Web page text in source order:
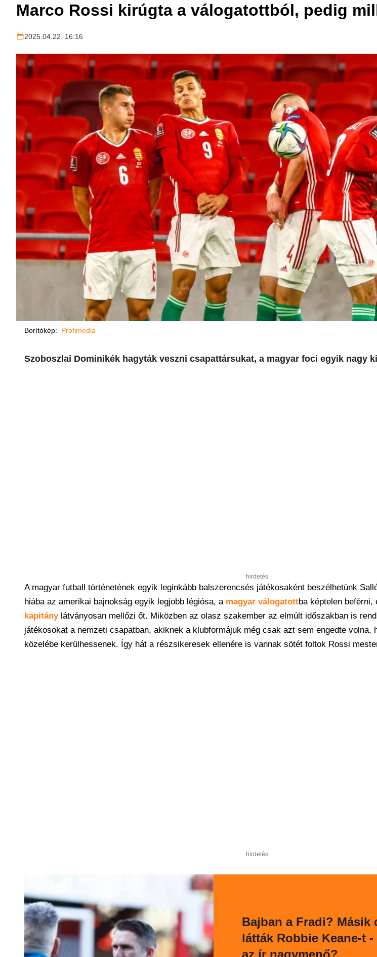
Marco Rossi kirúgta a válogatottból, pedig
2025.04.22. 16:16
Borítókép: Profimedia
Szoboszlai Dominikék hagyták veszni csapattársukat, a magyar foci egyik nagy
hirdetés
A magyar futball történetének egyik leginkább balszerencsés játékosaként beszélhetünk
hiába az amerikai bajnokság egyik legjobb légiósa, a magyar válogatottba képtelen beférni,
kapitánylátványosan mellőzi őt. Miközben az olasz szakember az elmúlt időszakban is
játékosokat a nemzeti csapatban, akiknek a klubformájuk még csak azt sem engedte volna,
közelébe kerülhessenek. Így hát a részsikeresek ellenére is vannak sötét foltok Rossi
hirdetés
Bajban a Fradi? Másik
látták Robbie Keane-t
az ír nagymenő?